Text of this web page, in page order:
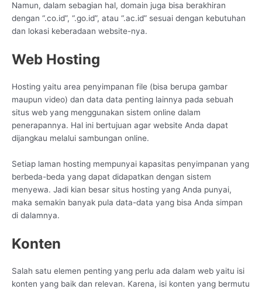
Namun, dalam sebagian hal, domain juga bisa berakhiran
dengan “.co.id”, “.go.id”, atau “.ac.id” sesuai dengan kebutuhan
dan lokasi keberadaan website-nya.
Web Hosting
Hosting yaitu area penyimpanan file (bisa berupa gambar
maupun video) dan data data penting lainnya pada sebuah
situs web yang menggunakan sistem online dalam
penerapannya. Hal ini bertujuan agar website Anda dapat
dijangkau melalui sambungan online.
Setiap laman hosting mempunyai kapasitas penyimpanan yang
berbeda-beda yang dapat didapatkan dengan sistem
menyewa. Jadi kian besar situs hosting yang Anda punyai,
maka semakin banyak pula data-data yang bisa Anda simpan
di dalamnya.
Konten
Salah satu elemen penting yang perlu ada dalam web yaitu isi
konten yang baik dan relevan. Karena, isi konten yang bermutu